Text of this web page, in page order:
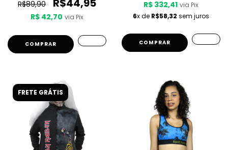
R$89,90 R$44,95
R$ 42,70 via Pix
COMPRAR
R$ 332,41 via Pix
6x de R$58,32 sem juros
COMPRAR
FRETE GRÁTIS